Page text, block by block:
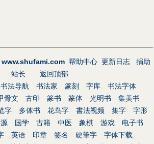
www.shufami.com 帮助中心 更新日志
捐助
站长
返回顶部
书法导航 书法家 篆刻 字库
书法字体
骨文 古印 篆书 篆体 光明书
集美书
字 多体书 花鸟字 書法视频 集字
字形
国学 古籍 中医 象棋 游戏
电子书
英语 印章 签名 硬筆字
字体下载